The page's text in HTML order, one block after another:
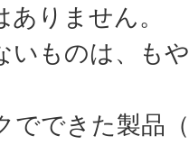
りません。
いものは、も
でできた製品